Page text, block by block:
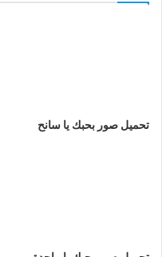
تحميل صور بحبك يا سانح